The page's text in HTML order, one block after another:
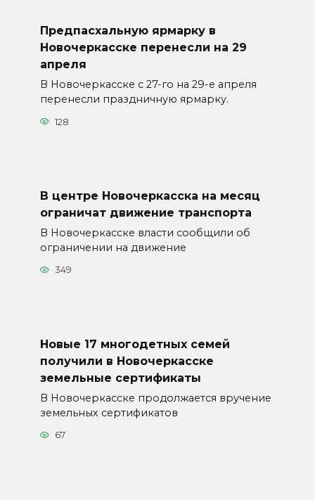
Предпасхальную ярмарку в
Новочеркасске перенесли на 29
апреля
В Новочеркасске с 27-го на 29-е апреля
перенесли праздничную ярмарку.
128
В центре Новочеркасска на месяц
ограничат движение транспорта
В Новочеркасске власти сообщили об
ограничении на движение
349
Новые 17 многодетных семей
получили в Новочеркасске
земельные сертификаты
В Новочеркасске продолжается вручение
земельных сертификатов
67